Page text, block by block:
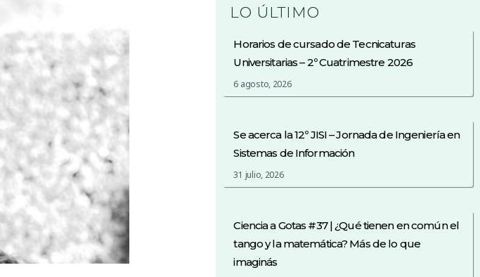
LO ÚLTIMO
Horarios de cursado de Tecnicaturas
Universitarias – 2º Cuatrimestre 2026
6 agosto, 2026
Se acerca la 12º JISI – Jornada de Ingeniería en
Sistemas de Información
31 julio, 2026
Ciencia a Gotas #37 | ¿Qué tienen en común el
tango y la matemática? Más de lo que
imaginás